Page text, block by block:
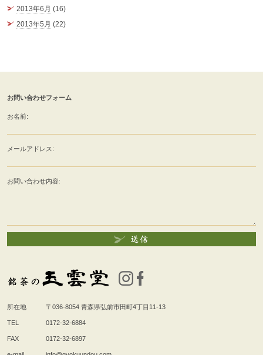
2013年6月 (16)
2013年5月 (22)
お問い合わせフォーム
お名前:
メールアドレス:
お問い合わせ内容:
所在地 〒036-8054 青森県弘前市田町4丁目11-13
TEL 0172-32-6884
FAX 0172-32-6897